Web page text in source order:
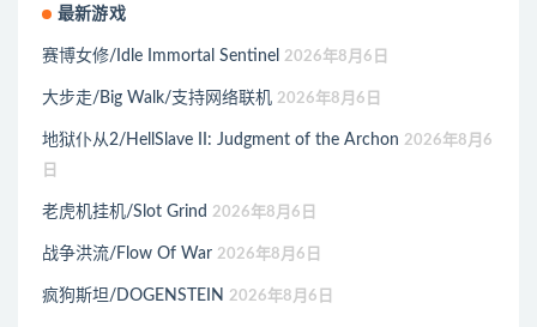
最新游戏
赛博女修/Idle Immortal Sentinel 2026年8月6日
大步走/Big Walk/支持网络联机 2026年8月6日
地狱仆从2/HellSlave II: Judgment of the Archon 2026年8月6
日
老虎机挂机/Slot Grind 2026年8月6日
战争洪流/Flow Of War 2026年8月6日
疯狗斯坦/DOGENSTEIN 2026年8月6日